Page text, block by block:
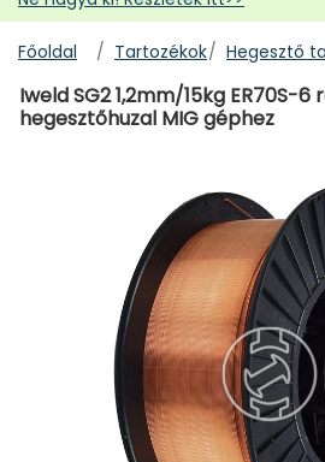
Főoldal Tartozékok Hegesztő
Iweld SG2 1,2mm/15kg ER70S-
hegesztőhuzal MIG géphez